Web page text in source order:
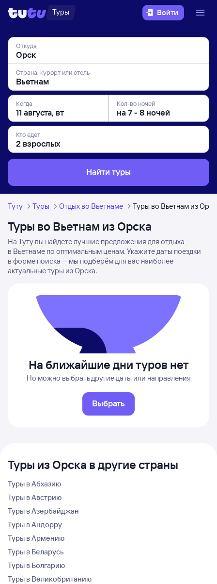
Туры Войти
Откуда
Страна, курорт или отель
Когда Кол-во ночей
Кто едет
Найти туры
Туту Туры Отдых во Вьетнаме Туры во Вьетнам из
Туры во Вьетнам из Орска
На Туту вы найдете лучшие предложения для отдыха
в Вьетнаме по оптимальным ценам. Укажите даты поездки
в форме поиска — мы подберём для вас наиболее
актуальные туры из Орска.
На ближайшие дни туров нет
Но можно выбрать другие даты или направления
Выбрать
Туры из Орска в другие страны
Туры в Абхазию
Туры в Австрию
Туры в Азербайджан
Туры в Андорру
Туры в Армению
Туры в Беларусь
Туры в Болгарию
Туры в Великобританию